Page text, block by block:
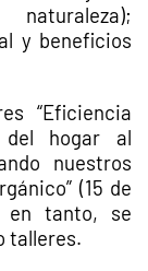
y beneficios
“Eficiencia
del hogar al
nuestros
(15 de
en tanto, se
talleres.